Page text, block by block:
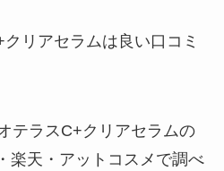
リアセラムは良い口コミ
テラスC+クリアセラムの
楽天・アットコスメで調べ